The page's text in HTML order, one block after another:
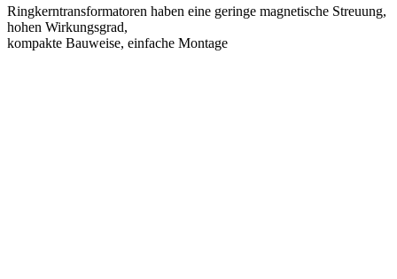
Ringkerntransformatoren haben eine geringe magnetische Streuung,
hohen Wirkungsgrad,
kompakte Bauweise, einfache Montage